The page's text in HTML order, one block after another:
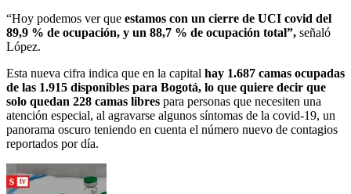
“Hoy podemos ver que estamos con un cierre de UCI covid del
89,9 % de ocupación, y un 88,7 % de ocupación total”, señaló
López.
Esta nueva cifra indica que en la capital hay 1.687 camas ocupadas
de las 1.915 disponibles para Bogotá, lo que quiere decir que
solo quedan 228 camas libres para personas que necesiten una
atención especial, al agravarse algunos síntomas de la covid-19, un
panorama oscuro teniendo en cuenta el número nuevo de contagios
reportados por día.